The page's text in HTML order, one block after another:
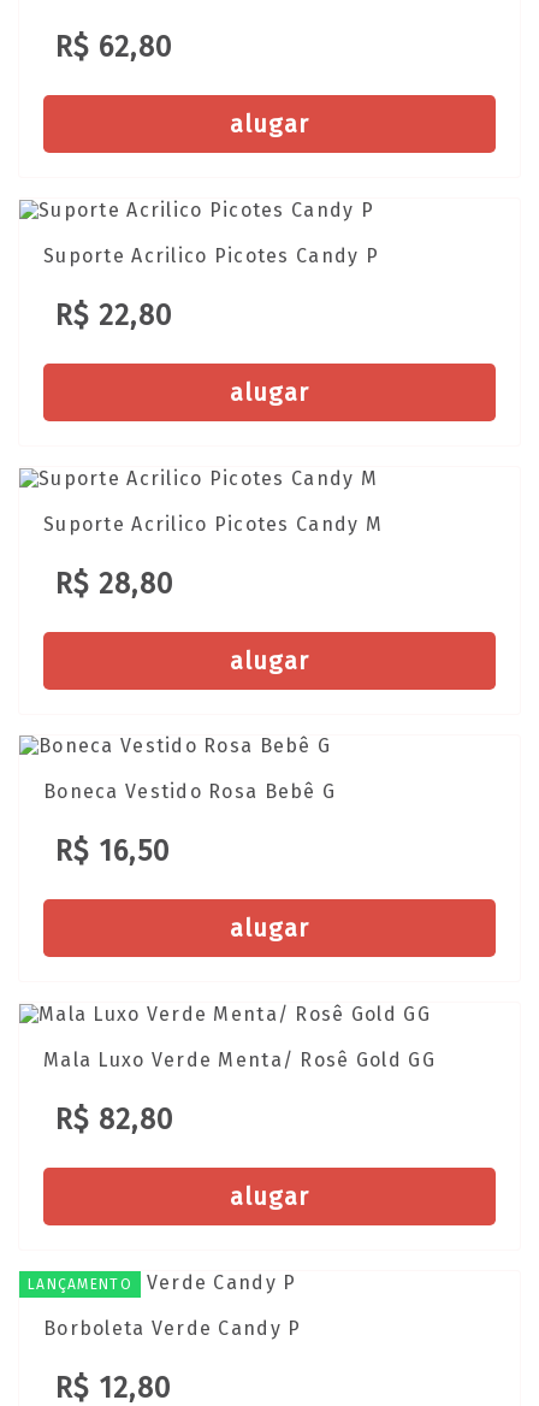
R$ 62,80
alugar
Suporte Acrilico Picotes Candy P
R$ 22,80
alugar
Suporte Acrilico Picotes Candy M
R$ 28,80
alugar
Boneca Vestido Rosa Bebê G
R$ 16,50
alugar
Mala Luxo Verde Menta/ Rosê Gold GG
R$ 82,80
alugar
LANÇAMENTO
Borboleta Verde Candy P
R$ 12,80